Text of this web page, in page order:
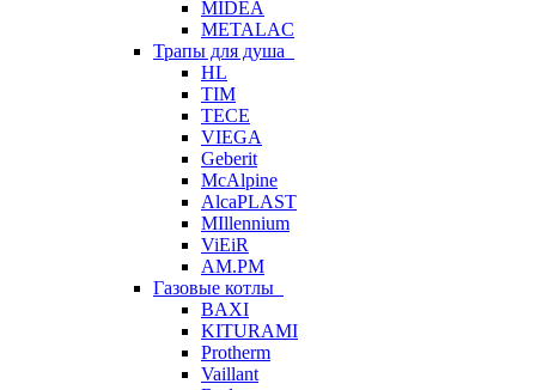
MIDEA
METALAC
Трапы для душа
HL
TIM
TECE
VIEGA
Geberit
McAlpine
AlcaPLAST
MIllennium
ViEiR
AM.PM
Газовые котлы
BAXI
KITURAMI
Protherm
Vaillant